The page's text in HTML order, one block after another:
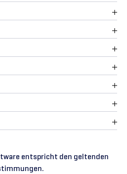
entspricht den geltenden